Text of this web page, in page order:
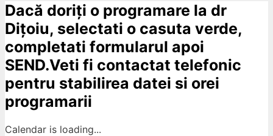
Dacă doriți o programare la dr
Dițoiu, selectati o casuta verde,
completati formularul apoi
SEND.Veti fi contactat telefonic
pentru stabilirea datei si orei
programarii
Calendar is loading...